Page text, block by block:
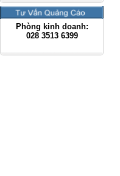
Phòng kinh doanh:
028 3513 6399